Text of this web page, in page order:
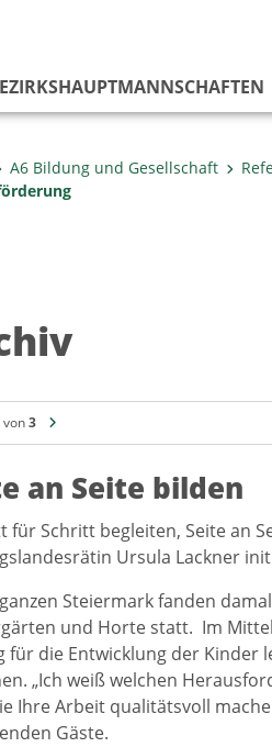
A6 Bildung und Gesellschaft
von3
an Seite bilden
für Schritt begleiten, Seite an
Ursula Lackner
Steiermark fanden
und Horte statt. Im
für die Entwicklung der Kinder
„Ich weiß welchen
Ihre Arbeit qualitätsvoll
Gäste.